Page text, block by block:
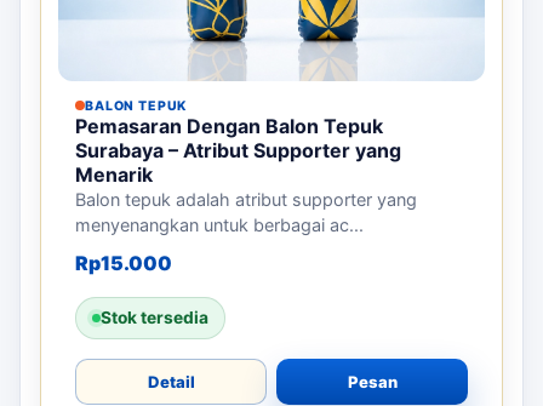
BALON TEPUK
Pemasaran Dengan Balon Tepuk
Surabaya – Atribut Supporter yang
Menarik
Balon tepuk adalah atribut supporter yang
menyenangkan untuk berbagai ac...
Rp15.000
Stok tersedia
Detail Pesan